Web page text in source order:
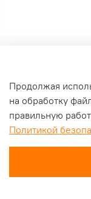
Продолжая
на обработку
правильную
Политикой